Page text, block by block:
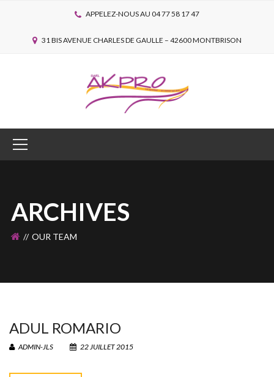
APPELEZ-NOUS AU 04 77 58 17 47
31 BIS AVENUE CHARLES DE GAULLE – 42600 MONTBRISON
ARCHIVES
OUR TEAM
ADUL ROMARIO
ADMIN-JLS 22 JUILLET 2015